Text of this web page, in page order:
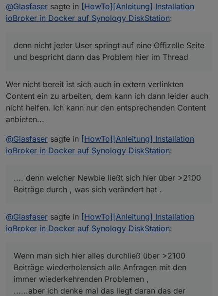
die Oberfläche des DiskStation angelegt worden ist. Bei
mir ist das der Ordner "docker" (Im Filesystem der
Weiter wie in der Anleitung oben.
das ioBroker-Verzeichnis auf das Dateisystem der
DiskStation zugreift.
Falls es nun vielleicht ein Update des Images gibt,
können wir das Image einfach herunter laden, den alten
Container deaktivieren oder löschen und wie
beschrieben einen neuen Container mit gemountetem
ioBroker Installation bleibt davon unberührt (auf der
DiskStation).
@Glasfaser sagte in [HowTo][Anleitung] Installation
ioBroker in Docker auf Synology DiskStation:
denn nicht jeder User springt auf eine Offizelle Seite
und bespricht dann das Problem hier im Thread
Wer nicht bereit ist sich auch in extern verlinkten
Content ein zu arbeiten, dem kann ich dann leider auch
nicht helfen. Ich kann nur den entsprechenden Content
anbieten...
@Glasfaser sagte in [HowTo][Anleitung] Installation
ioBroker in Docker auf Synology DiskStation:
.... denn welcher Newbie ließt sich hier über >2100
Beiträge durch , was sich verändert hat .
@Glasfaser sagte in [HowTo][Anleitung] Installation
ioBroker in Docker auf Synology DiskStation:
Wenn man sich hier alles durchließ über >2100
Beiträge wiederholensich alle Anfragen mit den
immer wiederkehrenden Problemen ,
......aber ich denke mal das liegt daran das der